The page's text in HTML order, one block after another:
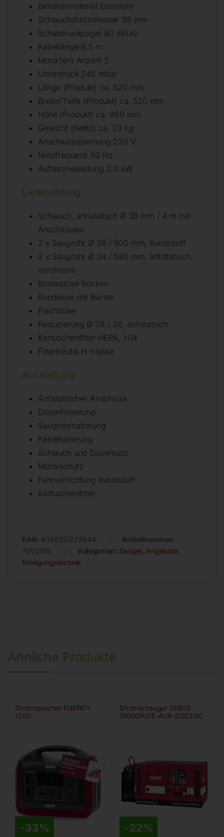
Behältermaterial Edelstahl
Schlauchdurchmesser 38 mm
Schalldruckpegel 80 dB(A)
Kabellänge 8,5 m
Motor(en) Anzahl 2
Unterdruck 245 mbar
Länge (Produkt) ca. 520 mm
Breite/Tiefe (Produkt) ca. 520 mm
Höhe (Produkt) ca. 960 mm
Gewicht (Netto) ca. 23 kg
Anschlussspannung 230 V
Netzfrequenz 50 Hz
Aufnahmeleistung 2,0 kW
Lieferumfang
Schlauch, antistatisch Ø 38 mm / 4 m mit
Anschlüssen
2 x Saugrohr Ø 38 / 500 mm, Kunststoff
2 x Saugrohr Ø 34 / 580 mm, antistatisch,
verchromt
Bodendüse trocken
Runddüse mit Bürste
Flachdüse
Reduzierung Ø 38 / 36, antistatisch
Kartuschenfilter HEPA, H14
Filterbeutel H-Klasse
Ausstattung
Antistatischer Anschluss
Düsenhalterung
Saugrohrhalterung
Kabelhalterung
Schlauch und Düsensatz
Motorschutz
Fahrvorrichtung Kunststoff
Kartuschenfilter
EAN: 4036351229544
Artikelnummer:
7002255
Kategorien: Sauger Angebote
Reinigungstechnik
Ähnliche Produkte
Stromspeicher ENERGY
1200
-33%
Stromerzeuger SEBSS
15000WDE-AVR-DSE3110
-22%